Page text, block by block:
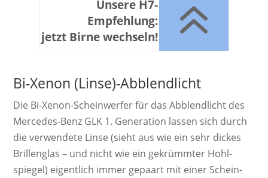
Unsere H7-
Empfehlung:
jetzt Birne wechseln!
6
Bi-Xenon (Linse)-Abblendlicht
Die Bi-Xenon-Schein­werf­er für das Abblendlicht des
Mercedes-Benz GLK 1. Ge­ne­ra­ti­on las­sen sich durch
die ver­wen­dete Linse (sieht aus wie ein sehr dickes
Brillen­glas – und nicht wie ein ge­krümm­ter Hohl­
spiegel) ei­gent­lich immer ge­paart mit einer Schein­